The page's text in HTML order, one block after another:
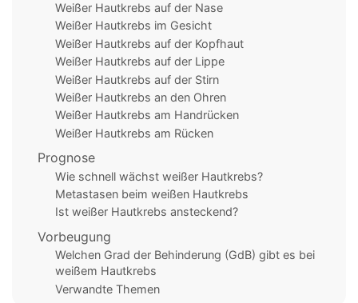
Weißer Hautkrebs auf der Nase
Weißer Hautkrebs im Gesicht
Weißer Hautkrebs auf der Kopfhaut
Weißer Hautkrebs auf der Lippe
Weißer Hautkrebs auf der Stirn
Weißer Hautkrebs an den Ohren
Weißer Hautkrebs am Handrücken
Weißer Hautkrebs am Rücken
Prognose
Wie schnell wächst weißer Hautkrebs?
Metastasen beim weißen Hautkrebs
Ist weißer Hautkrebs ansteckend?
Vorbeugung
Welchen Grad der Behinderung (GdB) gibt es bei
weißem Hautkrebs
Verwandte Themen